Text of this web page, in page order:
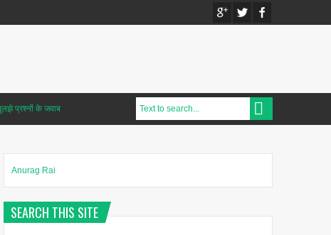
प्रश्नों के जवाब
Anurag Rai
SEARCH THIS SITE